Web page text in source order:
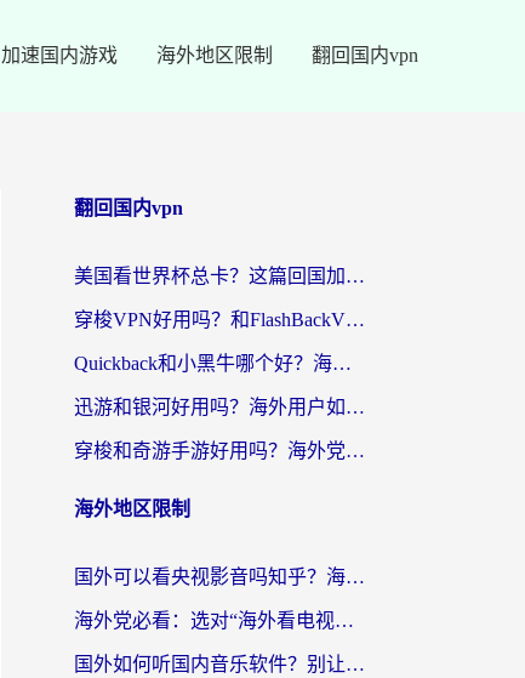
加速国内游戏 海外地区限制 翻回国内vpn
翻回国内vpn
美国看世界杯总卡？这篇回国加速器指南帮你无缝刷国内资源（附苹果手机VPN设置步骤）
穿梭VPN好用吗？和FlashBackVPN对比哪个回国效果更好？
Quickback和小黑牛哪个好？海外党亲测指南，选对回国加速器秒回国内
迅游和银河好用吗？海外用户如何选择回国加速器实现无缝访问国内资源
穿梭和奇游手游好用吗？海外党亲测3款回国加速器，附蜜蜂加速器七天试用攻略
海外地区限制
国外可以看央视影音吗知乎？海外党亲测有效的回国加速方案
海外党必看：选对“海外看电视剧软件”，再也不用愁国内剧刷不了
国外如何听国内音乐软件？别让地域限制，断了你的中文歌单